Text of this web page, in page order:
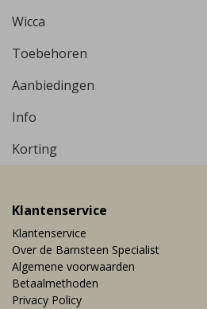
Wicca
Toebehoren
Aanbiedingen
Info
Korting
Klantenservice
Klantenservice
Over de Barnsteen Specialist
Algemene voorwaarden
Betaalmethoden
Privacy Policy